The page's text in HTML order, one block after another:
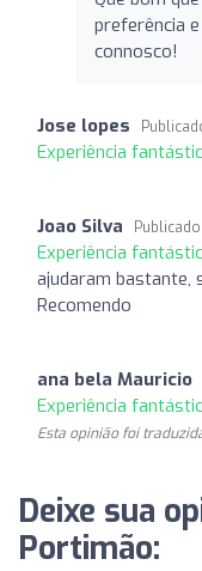
preferência
connosco!
Jose lopes
Experiência
Joao Silva
Experiência
ajudaram bastante,
Recomendo
ana bela Mauricio
Experiência
Esta opinião foi
Deixe sua
Portimão: